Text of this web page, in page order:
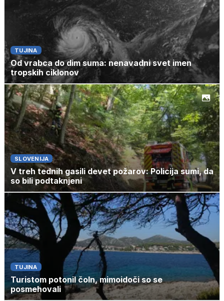
TUJINA
Od vrabca do dim suma: nenavadni svet imen
tropskih ciklonov
SLOVENIJA
V treh tednih gasili devet požarov: Policija sumi, da
so bili podtaknjeni
TUJINA
Turistom potonil čoln, mimoidoči so se
posmehovali